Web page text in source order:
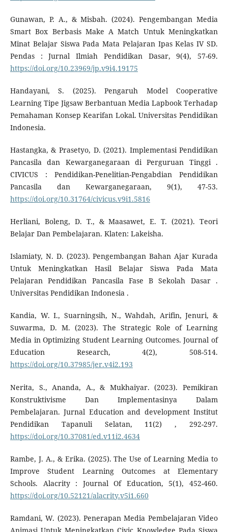
Gunawan, P. A., & Misbah. (2024). Pengembangan Media
Smart Box Berbasis Make A Match Untuk Meningkatkan
Minat Belajar Siswa Pada Mata Pelajaran Ipas Kelas IV SD.
Pendas : Jurnal Ilmiah Pendidikan Dasar, 9(4), 57-69.
https://doi.org/10.23969/jp.v9i4.19175
Handayani, S. (2025). Pengaruh Model Cooperative
Learning Tipe Jigsaw Berbantuan Media Lapbook Terhadap
Pemahaman Konsep Kearifan Lokal. Universitas Pendidikan
Indonesia.
Hastangka, & Prasetyo, D. (2021). Implementasi Pendidikan
Pancasila dan Kewarganegaraan di Perguruan Tinggi .
CIVICUS : Pendidikan-Penelitian-Pengabdian Pendidikan
Pancasila dan Kewarganegaraan, 9(1), 47-53.
https://doi.org/10.31764/civicus.v9i1.5816
Herliani, Boleng, D. T., & Maasawet, E. T. (2021). Teori
Belajar Dan Pembelajaran. Klaten: Lakeisha.
Islamiaty, N. D. (2023). Pengembangan Bahan Ajar Kurada
Untuk Meningkatkan Hasil Belajar Siswa Pada Mata
Pelajaran Pendidikan Pancasila Fase B Sekolah Dasar .
Universitas Pendidikan Indonesia .
Kandia, W. I., Suarningsih, N., Wahdah, Arifin, Jenuri, &
Suwarma, D. M. (2023). The Strategic Role of Learning
Media in Optimizing Student Learning Outcomes. Journal of
Education Research, 4(2), 508-514.
https://doi.org/10.37985/jer.v4i2.193
Nerita, S., Ananda, A., & Mukhaiyar. (2023). Pemikiran
Konstruktivisme Dan Implementasinya Dalam
Pembelajaran. Jurnal Education and development Institut
Pendidikan Tapanuli Selatan, 11(2) , 292-297.
https://doi.org/10.37081/ed.v11i2.4634
Rambe, J. A., & Erika. (2025). The Use of Learning Media to
Improve Student Learning Outcomes at Elementary
Schools. Alacrity : Journal Of Education, 5(1), 452-460.
https://doi.org/10.52121/alacrity.v5i1.660
Ramdani, W. (2023). Penerapan Media Pembelajaran Video
Animasi Untuk Meningkatkan Civic Knowledge Pada Siswa